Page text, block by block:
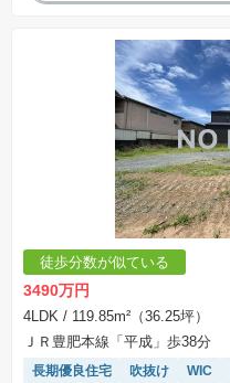
徒歩分数が似ている
3490万円
4LDK / 119.85m²（36.25坪）
ＪＲ豊肥本線「平成」歩38分
長期優良住宅 吹抜け WIC